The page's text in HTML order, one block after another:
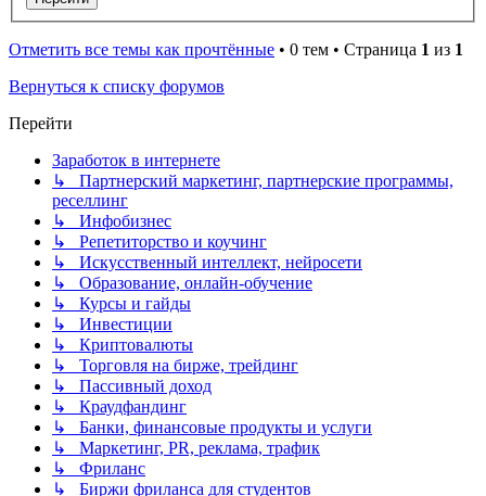
Отметить все темы как прочтённые • 0 тем • Страница 1 из 1
Вернуться к списку форумов
Перейти
Заработок в интернете
↳ Партнерский маркетинг, партнерские программы,
реселлинг
↳ Инфобизнес
↳ Репетиторство и коучинг
↳ Искусственный интеллект, нейросети
↳ Образование, онлайн-обучение
↳ Курсы и гайды
↳ Инвестиции
↳ Криптовалюты
↳ Торговля на бирже, трейдинг
↳ Пассивный доход
↳ Краудфандинг
↳ Банки, финансовые продукты и услуги
↳ Маркетинг, PR, реклама, трафик
↳ Фриланс
↳ Биржи фриланса для студентов